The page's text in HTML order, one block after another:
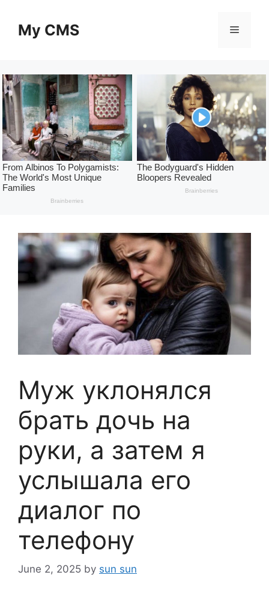
contentMy CMS Menu
Муж уклонялся
брать дочь на
руки, а затем я
услышала его
диалог по
телефону
June 2, 2025 by sun sun